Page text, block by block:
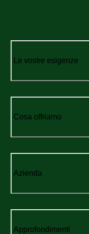
Le vostre esigenze
Cosa offriamo
Azienda
Approfondimenti